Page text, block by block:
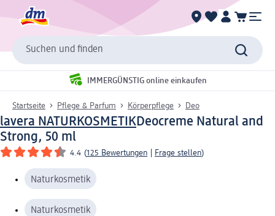
Suchen und finden
IMMERGÜNSTIG online einkaufen
Startseite Pflege & Parfum Körperpflege Deo
lavera NATURKOSMETIKDeocreme Natural and
Strong, 50 ml
4.4 (125 Bewertungen Frage stellen)
Naturkosmetik
Naturkosmetik